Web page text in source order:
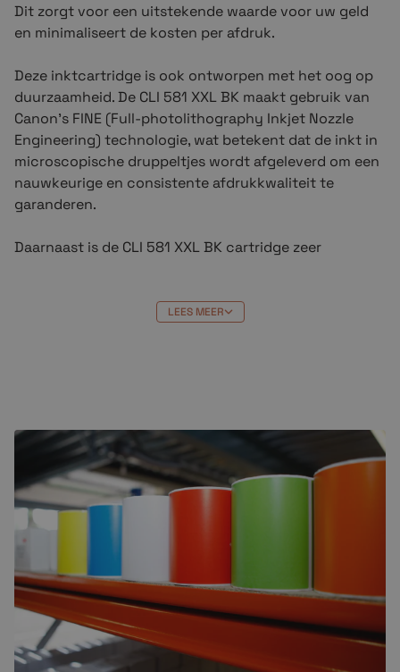
Dit zorgt voor een uitstekende waarde voor uw geld
en minimaliseert de kosten per afdruk.
Deze inktcartridge is ook ontworpen met het oog op
duurzaamheid. De CLI 581 XXL BK maakt gebruik van
Canon's FINE (Full-photolithography Inkjet Nozzle
Engineering) technologie, wat betekent dat de inkt in
microscopische druppeltjes wordt afgeleverd om een
nauwkeurige en consistente afdrukkwaliteit te
garanderen.
Daarnaast is de CLI 581 XXL BK cartridge zeer
zodat u snel aan de slag kunt met uw afdruktaken.
nauwkeurige afdrukkwaliteit en gemakkelijke
installatie, is deze cartridge ideaal voor zowel thuis als
op kantoor.
Bestellen bij Crazylabels
Crazylabels heeft veel voordelen. Je profiteert van de
beste prijs en:
Niet goed = geld terug
LEES MEER